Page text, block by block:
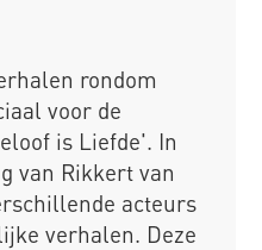
rondom
voor de
is Liefde'. In
van Rikkert van
acteurs
verhalen. Deze